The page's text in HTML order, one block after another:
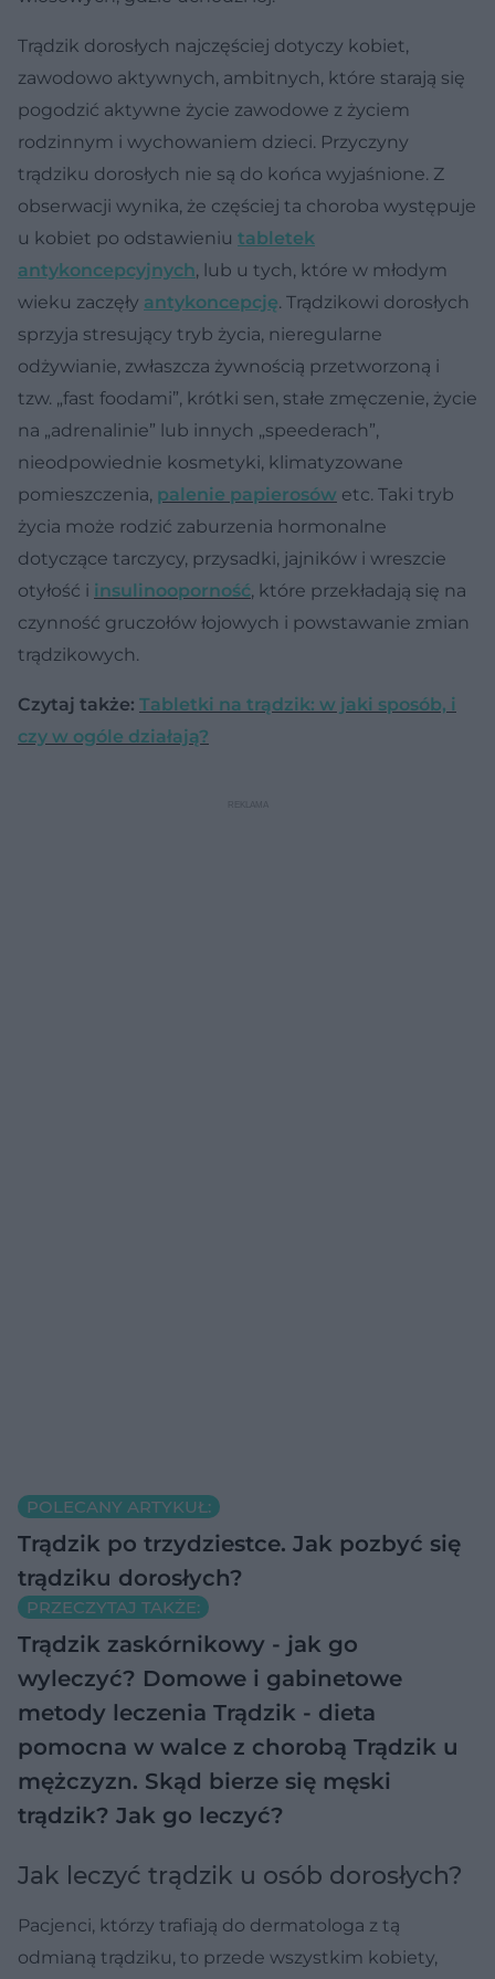
Trądzik dorosłych najczęściej dotyczy kobiet,
zawodowo aktywnych, ambitnych, które starają się
pogodzić aktywne życie zawodowe z życiem
rodzinnym i wychowaniem dzieci. Przyczyny
trądziku dorosłych nie są do końca wyjaśnione. Z
obserwacji wynika, że częściej ta choroba występuje
u kobiet po odstawieniu tabletek
antykoncepcyjnych, lub u tych, które w młodym
wieku zaczęły antykoncepcję. Trądzikowi dorosłych
sprzyja stresujący tryb życia, nieregularne
odżywianie, zwłaszcza żywnością przetworzoną i
tzw. „fast foodami”, krótki sen, stałe zmęczenie, życie
na „adrenalinie” lub innych „speederach”,
nieodpowiednie kosmetyki, klimatyzowane
pomieszczenia, palenie papierosów etc. Taki tryb
życia może rodzić zaburzenia hormonalne
dotyczące tarczycy, przysadki, jajników i wreszcie
otyłość i insulinooporność, które przekładają się na
czynność gruczołów łojowych i powstawanie zmian
trądzikowych.
Czytaj także: Tabletki na trądzik: w jaki sposób, i
czy w ogóle działają?
POLECANY ARTYKUŁ:
Trądzik po trzydziestce. Jak pozbyć się
trądziku dorosłych?
PRZECZYTAJ TAKŻE:
Trądzik zaskórnikowy - jak go
wyleczyć? Domowe i gabinetowe
metody leczenia Trądzik - dieta
pomocna w walce z chorobą Trądzik u
mężczyzn. Skąd bierze się męski
trądzik? Jak go leczyć?
Jak leczyć trądzik u osób dorosłych?
Pacjenci, którzy trafiają do dermatologa z tą
odmianą trądziku, to przede wszystkim kobiety,